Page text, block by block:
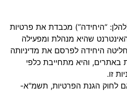
“היחידה”) מכבדת את פרטיות
שהיא מנהלת ומפעילה
היחידה לפרסם את מדיניותה
באתרים, והיא מתחייבת כלפי
זו.
לחוק הגנת הפרטיות, תשמ"א-